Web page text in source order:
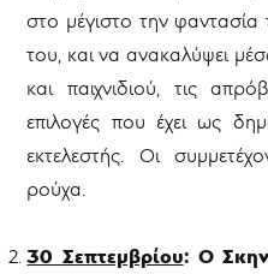
στο μέγιστο την φαντασία
του, και να ανακαλύψει
και παιχνιδιού, τις
επιλογές που έχει ως
εκτελεστής. Οι
ρούχα.
30 Σεπτεμβρίου: Ο